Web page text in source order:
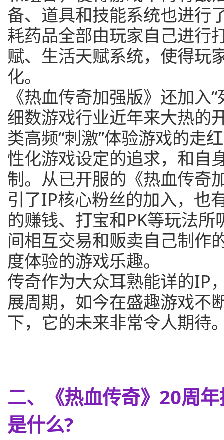
备、道具和技能系统也进行
耗药品全部由玩家自己进行
赋、生活天赋系统，使得玩
化。
《热血传奇加强版》还加入
细数游戏行业近年来大热的
类高频“刺激”体验游戏的走
性化游戏设定的追求，和自
制。从已开服的《热血传奇
引了IP核心粉丝的加入，也
的赚钱、打宝和PK等玩法
间相互交易和贩卖自己制作
度体验的游戏乐趣。
传奇作为大众耳熟能详的IP
展周期，如今在盛趣游戏不
下，它的未来非常令人期待
二、《热血传奇》20周
是什么?